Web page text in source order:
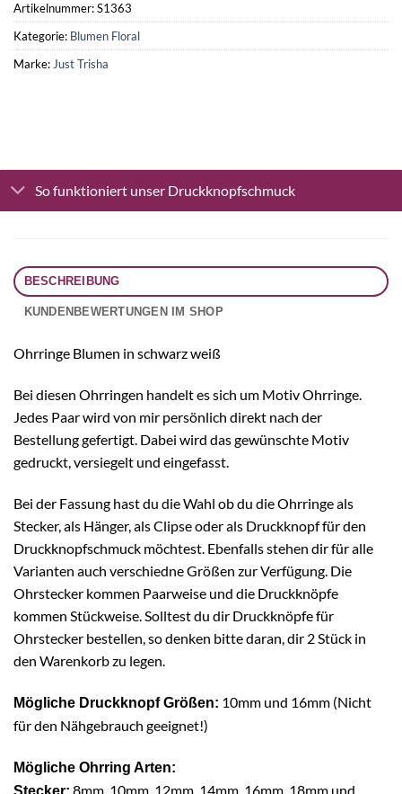
Artikelnummer:S1363
Kategorie: Blumen Floral
Marke:Just Trisha
So funktioniert unser Druckknopfschmuck
BESCHREIBUNG
KUNDENBEWERTUNGEN IM SHOP
Ohrringe Blumen in schwarz weiß
Bei diesen Ohrringen handelt es sich um Motiv Ohrringe.
Jedes Paar wird von mir persönlich direkt nach der
Bestellung gefertigt. Dabei wird das gewünschte Motiv
gedruckt, versiegelt und eingefasst.
Bei der Fassung hast du die Wahl ob du die Ohrringe als
Stecker, als Hänger, als Clipse oder als Druckknopf für den
Druckknopfschmuck möchtest. Ebenfalls stehen dir für alle
Varianten auch verschiedne Größen zur Verfügung. Die
Ohrstecker kommen Paarweise und die Druckknöpfe
kommen Stückweise. Solltest du dir Druckknöpfe für
Ohrstecker bestellen, so denken bitte daran, dir 2 Stück in
den Warenkorb zu legen.
Mögliche Druckknopf Größen: 10mm und 16mm (Nicht
für den Nähgebrauch geeignet!)
Mögliche Ohrring Arten:
Stecker: 8mm, 10mm, 12mm, 14mm, 16mm, 18mm und